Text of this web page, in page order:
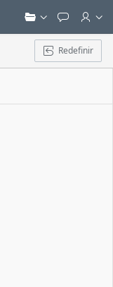
Redefinir